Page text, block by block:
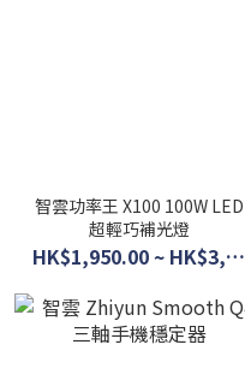
智雲功率王 X100 100W LED
超輕巧補光燈
HK$1,950.00 ~ HK$3,110.00